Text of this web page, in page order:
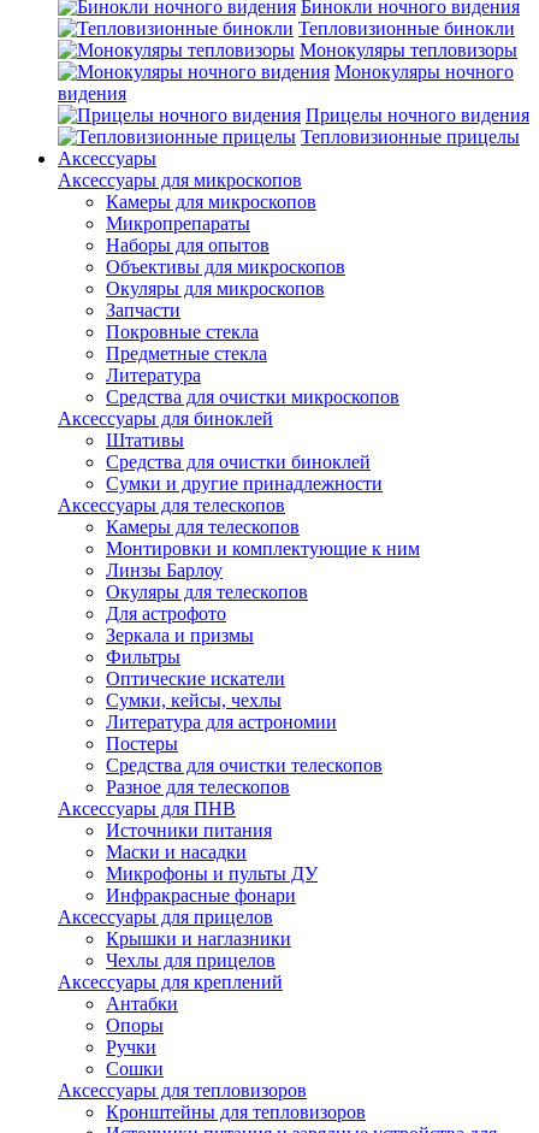
Бинокли ночного видения
Тепловизионные бинокли
Монокуляры тепловизоры
Монокуляры ночного
видения
Прицелы ночного видения
Тепловизионные прицелы
Аксессуары
Аксессуары для микроскопов
Камеры для микроскопов
Микропрепараты
Наборы для опытов
Объективы для микроскопов
Окуляры для микроскопов
Запчасти
Покровные стекла
Предметные стекла
Литература
Средства для очистки микроскопов
Аксессуары для биноклей
Штативы
Средства для очистки биноклей
Сумки и другие принадлежности
Аксессуары для телескопов
Камеры для телескопов
Монтировки и комплектующие к ним
Линзы Барлоу
Окуляры для телескопов
Для астрофото
Зеркала и призмы
Фильтры
Оптические искатели
Сумки, кейсы, чехлы
Литература для астрономии
Постеры
Средства для очистки телескопов
Разное для телескопов
Аксессуары для ПНВ
Источники питания
Маски и насадки
Микрофоны и пульты ДУ
Инфракрасные фонари
Аксессуары для прицелов
Крышки и наглазники
Чехлы для прицелов
Аксессуары для креплений
Антабки
Опоры
Ручки
Сошки
Аксессуары для тепловизоров
Кронштейны для тепловизоров